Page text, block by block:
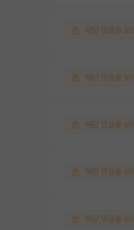
해당 댓글을 보
해당 댓글을 보
해당 댓글을 보
해당 댓글을 보
해당 댓글을 보